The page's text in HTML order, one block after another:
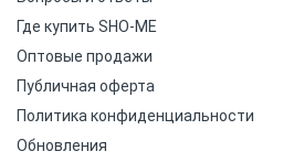
Где купить SHO-ME
Оптовые продажи
Публичная оферта
Политика конфиденциальности
Обновления